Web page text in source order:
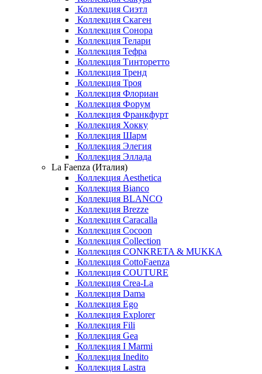
Коллекция Сиэтл
Коллекция Скаген
Коллекция Сонора
Коллекция Телари
Коллекция Тефра
Коллекция Тинторетто
Коллекция Тренд
Коллекция Троя
Коллекция Флориан
Коллекция Форум
Коллекция Франкфурт
Коллекция Хокку
Коллекция Шарм
Коллекция Элегия
Коллекция Эллада
La Faenza (Италия)
Коллекция Aesthetica
Коллекция Bianco
Коллекция BLANCO
Коллекция Brezze
Коллекция Caracalla
Коллекция Cocoon
Коллекция Collection
Коллекция CONKRETA & MUKKA
Коллекция CottoFaenza
Коллекция COUTURE
Коллекция Crea-La
Коллекция Dama
Коллекция Ego
Коллекция Explorer
Коллекция Fili
Коллекция Gea
Коллекция I Marmi
Коллекция Inedito
Коллекция Lastra